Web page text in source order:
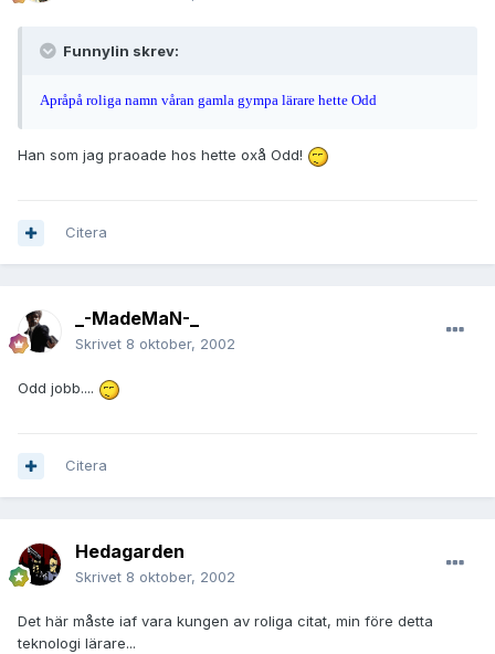
Funnylin skrev:
Apråpå roliga namn våran gamla gympa lärare hette Odd
Han som jag praoade hos hette oxå Odd!
Citera
_-MadeMaN-_
Skrivet 8 oktober, 2002
Odd jobb....
Citera
Hedagarden
Skrivet 8 oktober, 2002
Det här måste iaf vara kungen av roliga citat, min före detta
teknologi lärare...